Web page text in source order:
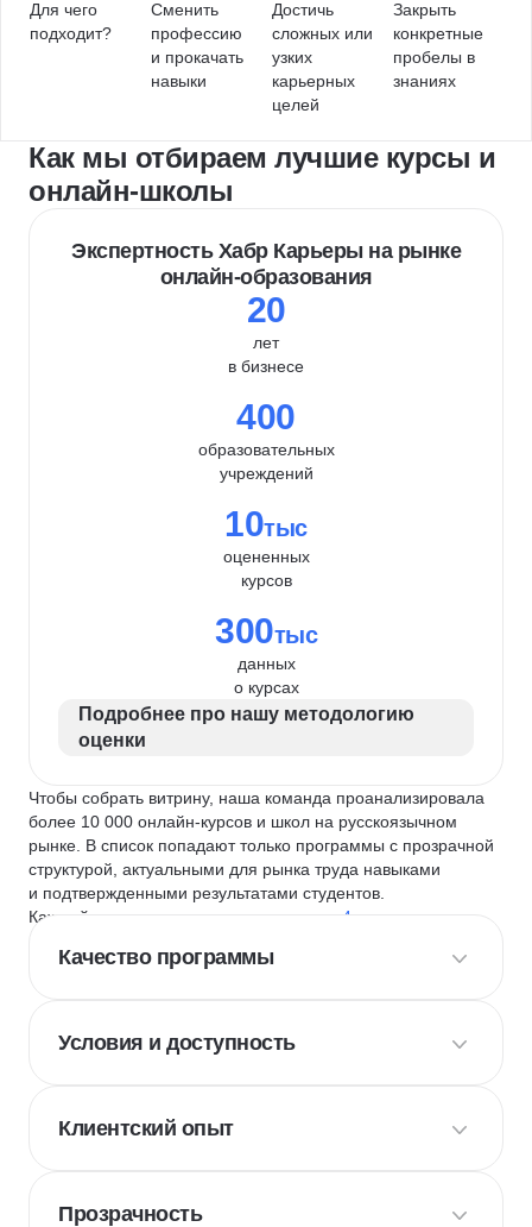
Для чего
подходит?
Сменить
профессию
и прокачать
навыки
Достичь
сложных или
узких
карьерных
целей
Закрыть
конкретные
пробелы в
знаниях
Как мы отбираем лучшие курсы и
онлайн-школы
Экспертность Хабр Карьеры на рынке
онлайн-образования
20
лет
в бизнесе
400
образовательных
учреждений
10тыс
оцененных
курсов
300тыс
данных
о курсах
Подробнее про нашу методологию
оценки
Чтобы собрать витрину, наша команда проанализировала
более 10 000 онлайн-курсов и школ на русскоязычном
рынке. В список попадают только программы с прозрачной
структурой, актуальными для рынка труда навыками
и подтвержденными результатами студентов.
Каждый курс и школу мы оцениваем по
4 критериям
Качество программы
Условия и доступность
Клиентский опыт
Прозрачность